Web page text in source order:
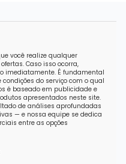
você realize qualquer
Caso isso ocorra,
imediatamente. É fundamental
do serviço com o qual
é baseado em publicidade e
apresentados neste site.
de análises aprofundadas
— e nossa equipe se dedica
entre as opções